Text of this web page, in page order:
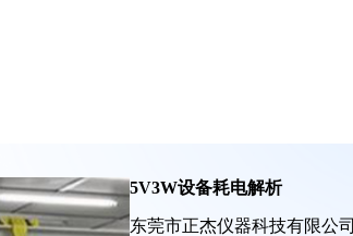
5V3W设备耗电解析
东莞市正杰仪器科技有限公司